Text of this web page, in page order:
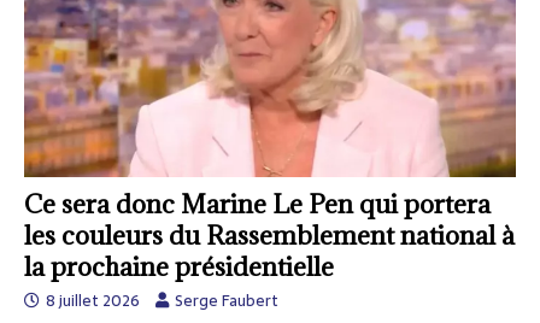
Ce sera donc Marine Le Pen qui portera
les couleurs du Rassemblement national à
la prochaine présidentielle
8 juillet 2026 Serge Faubert